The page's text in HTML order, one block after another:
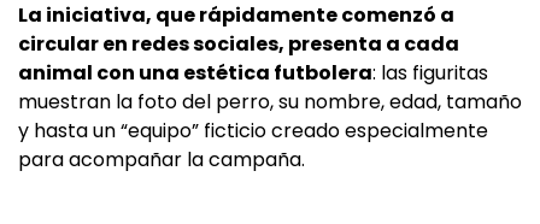
La iniciativa, que rápidamente comenzó a
circular en redes sociales, presenta a cada
animal con una estética futbolera: las figuritas
muestran la foto del perro, su nombre, edad, tamaño
y hasta un “equipo” ficticio creado especialmente
para acompañar la campaña.